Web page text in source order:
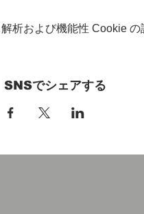
析および機能性 Cookie
SNSでシェアする